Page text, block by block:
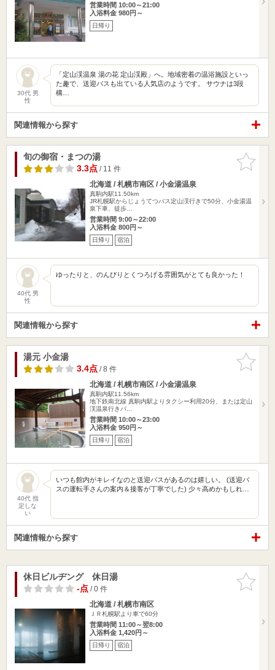
営業時間 10:00～21:00
入浴料金 980円～
日帰り
30代 男
性
「定山渓温泉 湯の花 定山渓殿」へ。地域密着の温浴施設といっ
た趣で、送迎バスも出ている人気店のようです。 サウナは3段
構…
関連情報から探す
お気に入
りに追加
旬の御宿・まつの湯
3.3点/ 11 件
北海道 / 札幌市南区 / 小金湯温泉
真駒内駅11.50km
JR札幌駅からじょうてつバス定山渓行きで50分、小金湯温
泉下車、徒歩…
営業時間 9:00～22:00
入浴料金 800円～
日帰り 宿泊
40代 男
性
ゆったりと、のんびりとくつろげる雰囲気がとても良かった！
関連情報から探す
お気に入
りに追加
湯元 小金湯
3.4点/ 8 件
北海道 / 札幌市南区 / 小金湯温泉
真駒内駅11.56km
地下鉄南北線 真駒内駅よりタクシー利用20分、または定山
渓温泉行きバ…
営業時間 10:00～23:00
入浴料金 950円～
日帰り 宿泊
40代 指
定しな
い
いつも館内がキレイなのと送迎バスがあるのは嬉しい。 (送迎バ
スの運転手さんの案内＆接客が丁寧でした) 少々高めかもしれ…
関連情報から探す
お気に入
りに追加
休日ビルヂング 休日湯
-点/ 0 件
北海道 / 札幌市南区
ＪＲ札幌駅より車で60分
営業時間 11:00～翌8:00
入浴料金 1,420円～
日帰り 宿泊